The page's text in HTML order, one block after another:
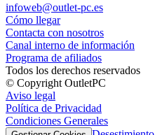
infoweb@outlet-pc.es
Cómo llegar
Contacta con nosotros
Canal interno de información
Programa de afiliados
Todos los derechos reservados
© Copyright OutletPC
Aviso legal
Política de Privacidad
Condiciones Generales